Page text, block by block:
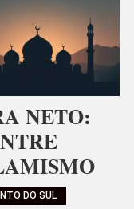
NETO:
DO SUL